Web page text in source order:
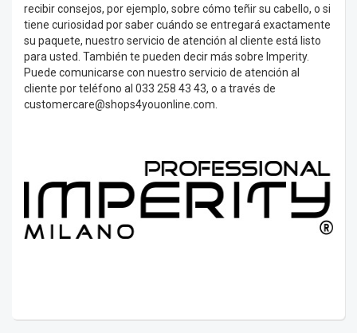
recibir consejos, por ejemplo, sobre cómo teñir su cabello, o si
tiene curiosidad por saber cuándo se entregará exactamente
su paquete, nuestro servicio de atención al cliente está listo
para usted. También te pueden decir más sobre Imperity.
Puede comunicarse con nuestro servicio de atención al
cliente por teléfono al 033 258 43 43, o a través de
customercare@shops4youonline.com